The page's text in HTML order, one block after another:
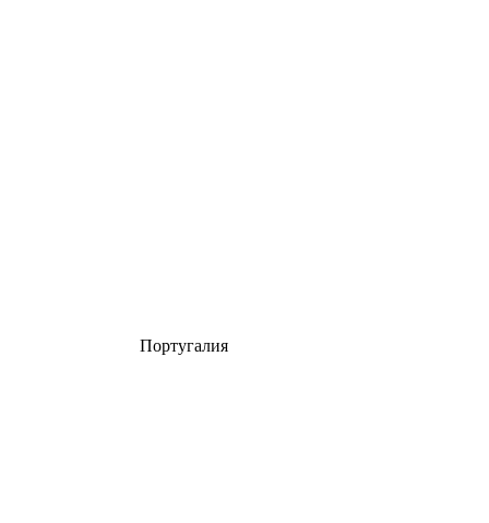
Португалия